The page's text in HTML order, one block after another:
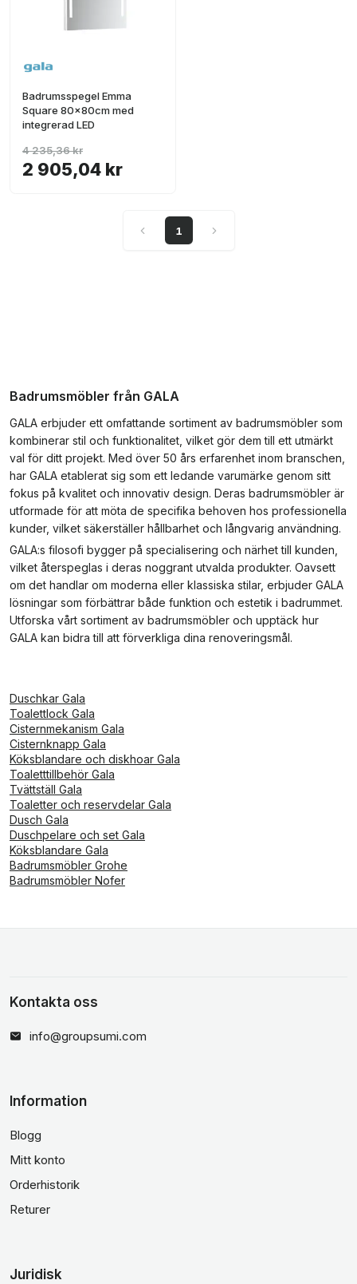
Badrumsspegel Emma
Square 80x80cm med
integrerad LED
2 905,04 kr
4 235,36 kr
1
Badrumsmöbler från GALA
GALA erbjuder ett omfattande sortiment av badrumsmöbler som
kombinerar stil och funktionalitet, vilket gör dem till ett utmärkt
val för ditt projekt. Med över 50 års erfarenhet inom branschen,
har GALA etablerat sig som ett ledande varumärke genom sitt
fokus på kvalitet och innovativ design. Deras badrumsmöbler är
utformade för att möta de specifika behoven hos professionella
kunder, vilket säkerställer hållbarhet och långvarig användning.
GALA:s filosofi bygger på specialisering och närhet till kunden,
vilket återspeglas i deras noggrant utvalda produkter. Oavsett
om det handlar om moderna eller klassiska stilar, erbjuder GALA
lösningar som förbättrar både funktion och estetik i badrummet.
Utforska vårt sortiment av badrumsmöbler och upptäck hur
GALA kan bidra till att förverkliga dina renoveringsmål.
Duschkar Gala
Toalettlock Gala
Cisternmekanism Gala
Cisternknapp Gala
Köksblandare och diskhoar Gala
Toaletttillbehör Gala
Tvättställ Gala
Toaletter och reservdelar Gala
Dusch Gala
Duschpelare och set Gala
Köksblandare Gala
Badrumsmöbler Grohe
Badrumsmöbler Nofer
Kontakta oss
info@groupsumi.com
Information
Blogg
Mitt konto
Orderhistorik
Returer
Juridisk